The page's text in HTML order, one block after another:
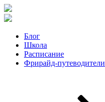
Блог
Школа
Расписание
Фрирайд-путеводители